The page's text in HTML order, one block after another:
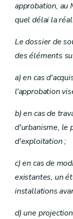
approbation, au
quel délai la
Le dossier de
des éléments
a) en cas
l'approbation
b) en cas de
d'urbanisme, le
d'exploitation ;
c) en cas de
existantes, un
installations
d) une